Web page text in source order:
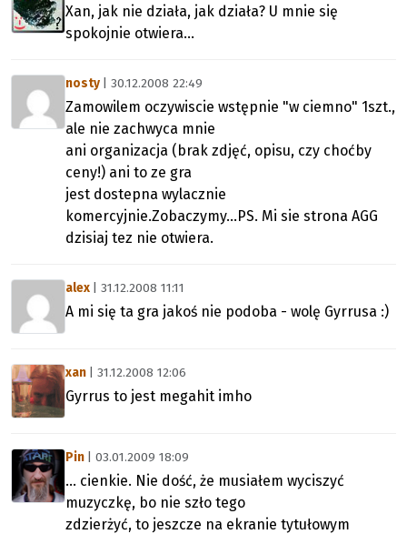
Xan, jak nie działa, jak działa? U mnie się
spokojnie otwiera...
nosty | 30.12.2008 22:49
Zamowilem oczywiscie wstępnie "w ciemno" 1szt.,
ale nie zachwyca mnie
ani organizacja (brak zdjęć, opisu, czy choćby
ceny!) ani to ze gra
jest dostepna wylacznie
komercyjnie.Zobaczymy...PS. Mi sie strona AGG
dzisiaj tez nie otwiera.
alex | 31.12.2008 11:11
A mi się ta gra jakoś nie podoba - wolę Gyrrusa :)
xan | 31.12.2008 12:06
Gyrrus to jest megahit imho
Pin | 03.01.2009 18:09
... cienkie. Nie dość, że musiałem wyciszyć
muzyczkę, bo nie szło tego
zdzierżyć, to jeszcze na ekranie tytułowym